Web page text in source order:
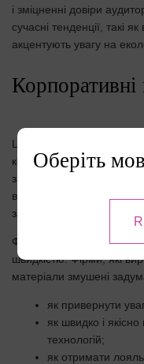
і зміцненні довіри
сучасні тенденції, такі
акцентують увагу на
Ці журнали призначені
кожним роком все більше
застосування досить
виробником і
забезпечує для клієнта
Фітнес, спа,
швидкістю. Фірми, які
матеріали змушені
як привернути
як швидко і
технологій;
як отримати
Оберіть